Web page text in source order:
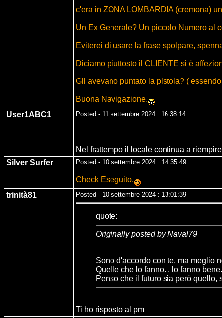
c'era in ZONA LOMBARDIA (cremona)
Un Ex Generale? Un piccolo Numero al
Eviterei di usare la frase spolpare,
Diciamo piuttosto il CLIENTE si è
Gli avevano puntato la pistola? (
Buona Navigazione.
User1ABC1
Posted - 11 settembre 2024 : 16:38:14
Nel frattempo il locale continua a
Silver Surfer
Posted - 10 settembre 2024 : 14:35:49
Check Eseguito.
trinità81
Posted - 10 settembre 2024 : 13:01:39
quote:
Originally posted by Naval79
Sono d'accordo con te, ma meglio
Quelle che lo fanno... lo fanno
Penso che il futuro sia però quello,
Ti ho risposto al pm